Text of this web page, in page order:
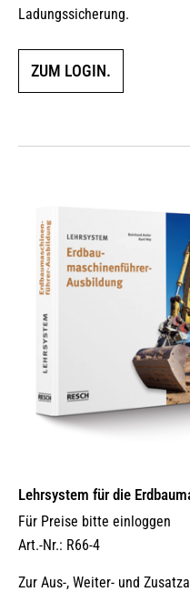
Ladungssicherung.
ZUM LOGIN.
Lehrsystem für die
Für Preise bitte einloggen
Art.-Nr.: R66-4
Zur Aus-, Weiter- und